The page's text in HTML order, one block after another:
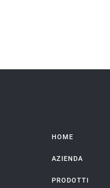
HOME
AZIENDA
PRODOTTI